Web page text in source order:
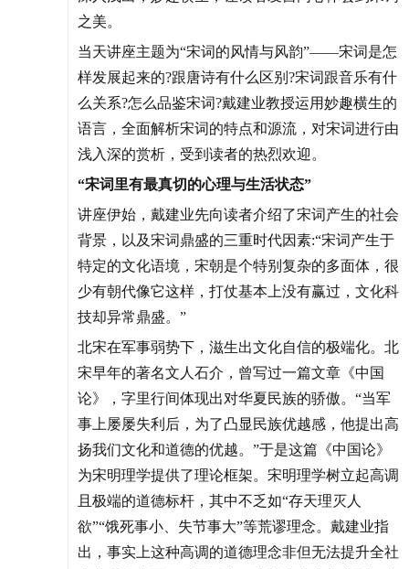
之美。
当天讲座主题为“宋词的风情与风韵”——宋词是怎
样发展起来的?跟唐诗有什么区别?宋词跟音乐有什
么关系?怎么品鉴宋词?戴建业教授运用妙趣横生的
语言，全面解析宋词的特点和源流，对宋词进行由
浅入深的赏析，受到读者的热烈欢迎。
“宋词里有最真切的心理与生活状态”
讲座伊始，戴建业先向读者介绍了宋词产生的社会
背景，以及宋词鼎盛的三重时代因素:“宋词产生于
特定的文化语境，宋朝是个特别复杂的多面体，很
少有朝代像它这样，打仗基本上没有赢过，文化科
技却异常鼎盛。”
北宋在军事弱势下，滋生出文化自信的极端化。北
宋早年的著名文人石介，曾写过一篇文章《中国
论》，字里行间体现出对华夏民族的骄傲。“当军
事上屡屡失利后，为了凸显民族优越感，他提出高
扬我们文化和道德的优越。”于是这篇《中国论》
为宋明理学提供了理论框架。宋明理学树立起高调
且极端的道德标杆，其中不乏如“存天理灭人
欲”“饿死事小、失节事大”等荒谬理念。戴建业指
出，事实上这种高调的道德理念非但无法提升全社